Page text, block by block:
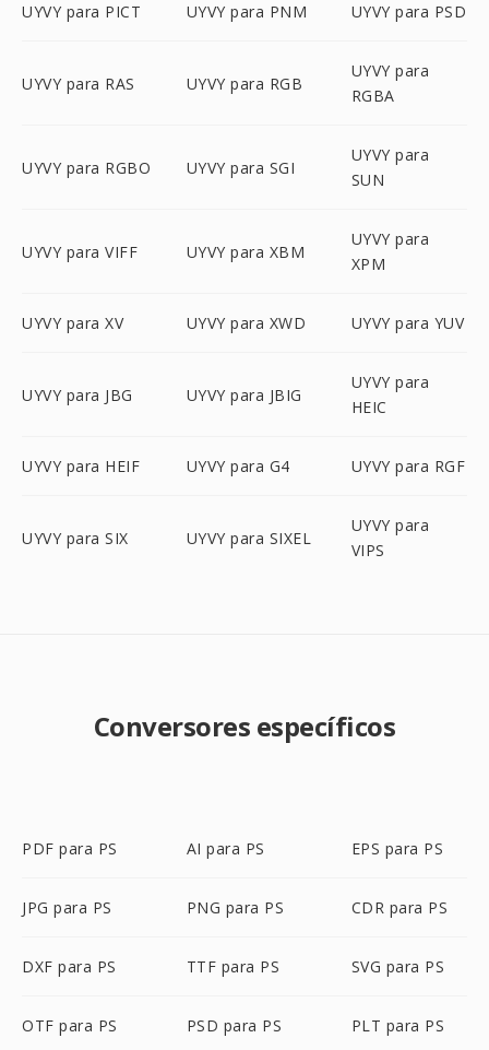
UYVY para PICT UYVY para PNM UYVY para PSD
UYVY para RAS UYVY para RGB
UYVY para
RGBA
UYVY para RGBO UYVY para SGI
UYVY para
SUN
UYVY para VIFF UYVY para XBM
UYVY para
XPM
UYVY para XV UYVY para XWD UYVY para YUV
UYVY para JBG UYVY para JBIG
UYVY para
HEIC
UYVY para HEIF UYVY para G4 UYVY para RGF
UYVY para SIX UYVY para SIXEL
UYVY para
VIPS
Conversores específicos
PDF para PS AI para PS EPS para PS
JPG para PS PNG para PS CDR para PS
DXF para PS TTF para PS SVG para PS
OTF para PS PSD para PS PLT para PS